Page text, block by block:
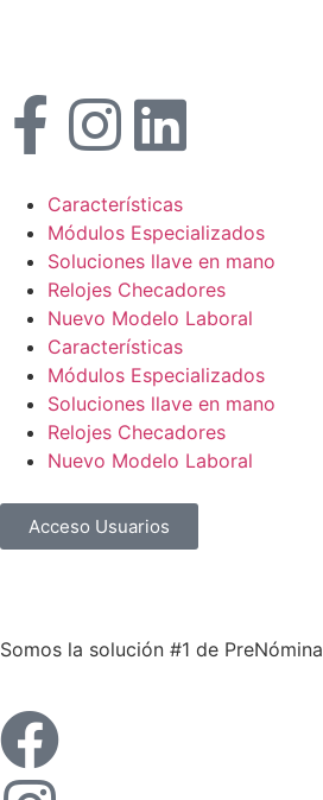
Características
Módulos Especializados
Soluciones llave en mano
Relojes Checadores
Nuevo Modelo Laboral
Características
Módulos Especializados
Soluciones llave en mano
Relojes Checadores
Nuevo Modelo Laboral
Acceso Usuarios
Somos la solución #1 de